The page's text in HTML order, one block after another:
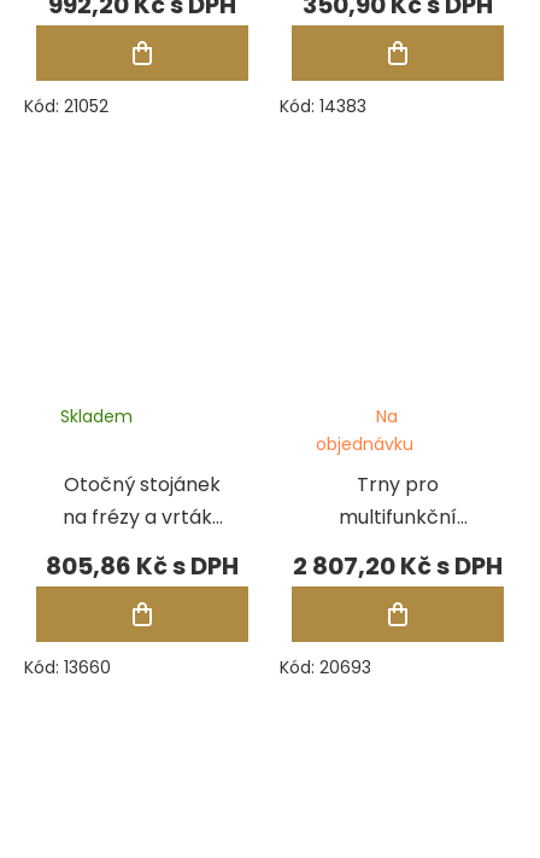
Kód: 21052 Kód: 14383
Otočný stojánek
na frézy a vrtáky
Foredom, model
C
Skladem
805,86 Kč
Kód: 13660
Trny pro
multifunkční
kovadlinu
Durston, sada 6
ks, konkávní
Na
objednávku
2 807,20 Kč
Kód: 20693